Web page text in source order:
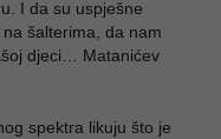
I da su uspješne
šalterima, da nam
djeci… Matanićev
spektra likuju što je